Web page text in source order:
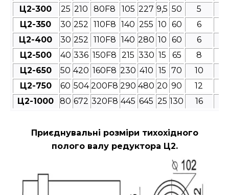
Ц2-300
25 210 80F8 105 227 9,5 50 5
Ц2-350
30 252 110F8 140 255 10 60 6
Ц2-400
30 252 110F8 140 280 10 60 6
Ц2-500
40 336 150F8 215 330 15 65 8
Ц2-650
50 420 160F8 230 410 15 70 10
Ц2-750
60 504 200F8 290 480 20 90 12
Ц2-1000
80 672 320F8 445 645 25 130 16
Приєднувальні розміри тихохідного
полого валу редуктора Ц2.